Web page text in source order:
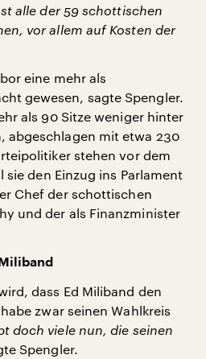
alle der 59 schottischen
vor allem auf Kosten der
eine mehr als
gewesen, sagte Spengler.
als 90 Sitze weniger hinter
abgeschlagen mit etwa 230
stehen vor dem
sie den Einzug ins Parlament
Chef der schottischen
und der als Finanzminister
dass Ed Miliband den
zwar seinen Wahlkreis
doch viele nun, die seinen
Spengler.